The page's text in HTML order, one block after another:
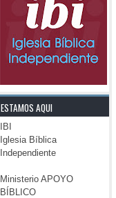
ESTAMOS AQUI
IBI
Iglesia Bíblica
Independiente
Ministerio APOYO
BÍBLICO